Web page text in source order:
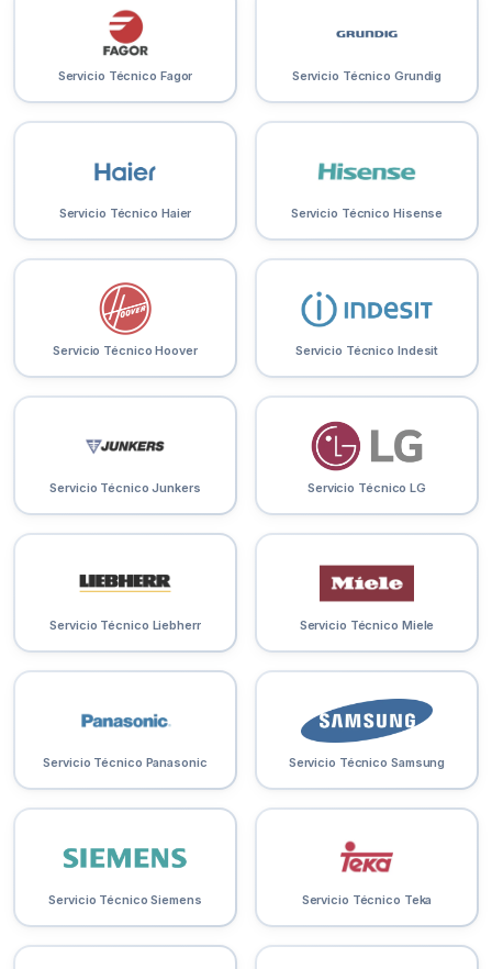
Servicio Técnico Fagor Servicio Técnico Grundig
Servicio Técnico Haier Servicio Técnico Hisense
Servicio Técnico Hoover Servicio Técnico Indesit
Servicio Técnico Junkers Servicio Técnico LG
Servicio Técnico Liebherr Servicio Técnico Miele
Servicio Técnico Panasonic Servicio Técnico Samsung
Servicio Técnico Siemens Servicio Técnico Teka